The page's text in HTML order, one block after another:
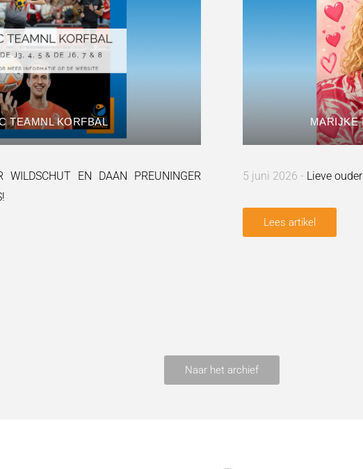
TEAMNL KORFBAL
WILDSCHUT EN DAAN PREUNINGER
MARIJKE
5 juni 2026 - Lieve
Lees artikel
Naar het archief